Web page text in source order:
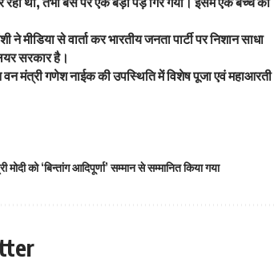
मीडिया से वार्ता कर भारतीय जनता पार्टी पर निशान साधा
सरकार है।
मंत्री गणेश नाईक की उपस्थिति में विशेष पूजा एवं महाआरती
मोदी को ‘बिन्तांग आदिपूर्णा’ सम्मान से सम्मानित किया गया